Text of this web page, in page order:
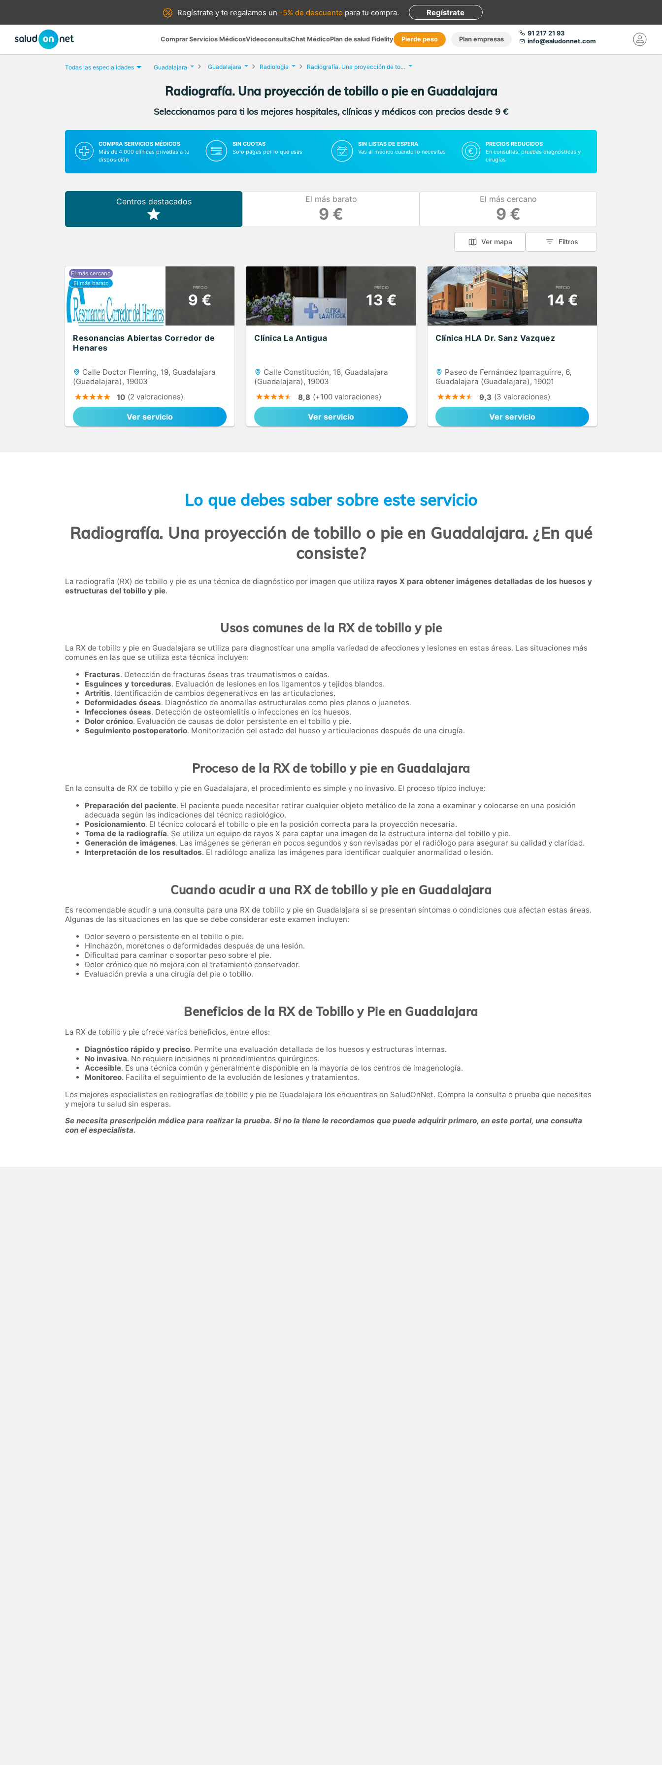
Regístrate yte regalamos un -5% de descuento para tu compra. Regístrate
Comprar Servicios MédicosVideoconsultaChat MédicoPlan de salud Fidelity Pierde peso Plan empresas
91 217 21 93
info@saludonnet.com
Todas las especialidades Guadalajara Guadalajara Radiología Radiografía. Una proyección de tobillo o pie
Radiografía. Una proyección de tobillo o pie en Guadalajara
Seleccionamos para ti los mejores hospitales, clínicas y médicos con precios desde 9 €
COMPRA SERVICIOS MÉDICOS
Más de 4.000 clínicas privadas a tu
disposición
SIN CUOTAS
Solo pagas por lo que usas
SIN LISTAS DE ESPERA
Vas al médico cuando lo necesitas
PRECIOS REDUCIDOS
En consultas, pruebas diagnósticas y
cirugías
Centros destacados El más barato
9 €
El más cercano
9 €
Ver mapa Filtros
PRECIO
9 €
Resonancias Abiertas Corredor de
Henares
Calle Doctor Fleming, 19, Guadalajara
(Guadalajara), 19003
10 (2 valoraciones)
Ver servicio
PRECIO
13 €
Clínica La Antigua
Calle Constitución, 18, Guadalajara
(Guadalajara), 19003
8,8 (+100 valoraciones)
Ver servicio
PRECIO
14 €
Clínica HLA Dr. Sanz Vazquez
Paseo de Fernández Iparraguirre, 6,
Guadalajara (Guadalajara), 19001
9,3 (3 valoraciones)
Ver servicio
Lo que debes saber sobre este servicio
Radiografía. Una proyección de tobillo o pie en Guadalajara. ¿En qué
consiste?
La radiografía (RX) de tobillo y pie es una técnica de diagnóstico por imagen que utiliza rayos X para obtener imágenes detalladas de los huesos y
estructuras del tobillo y pie.
Usos comunes de la RX de tobillo y pie
La RX de tobillo y pie en Guadalajara se utiliza para diagnosticar una amplia variedad de afecciones y lesiones en estas áreas. Las situaciones más
comunes en las que se utiliza esta técnica incluyen:
Fracturas. Detección de fracturas óseas tras traumatismos o caídas.
Esguinces y torceduras. Evaluación de lesiones en los ligamentos y tejidos blandos.
Artritis. Identificación de cambios degenerativos en las articulaciones.
Deformidades óseas. Diagnóstico de anomalías estructurales como pies planos o juanetes.
Infecciones óseas. Detección de osteomielitis o infecciones en los huesos.
Dolor crónico. Evaluación de causas de dolor persistente en el tobillo y pie.
Seguimiento postoperatorio. Monitorización del estado del hueso y articulaciones después de una cirugía.
Proceso de la RX de tobillo y pie en Guadalajara
En la consulta de RX de tobillo y pie en Guadalajara, el procedimiento es simple y no invasivo. El proceso típico incluye:
Preparación del paciente. El paciente puede necesitar retirar cualquier objeto metálico de la zona a examinar y colocarse en una posición
adecuada según las indicaciones del técnico radiológico.
Posicionamiento. El técnico colocará el tobillo o pie en la posición correcta para la proyección necesaria.
Toma de la radiografía. Se utiliza un equipo de rayos X para captar una imagen de la estructura interna del tobillo y pie.
Generación de imágenes. Las imágenes se generan en pocos segundos y son revisadas por el radiólogo para asegurar su calidad y claridad.
Interpretación de los resultados. El radiólogo analiza las imágenes para identificar cualquier anormalidad o lesión.
Cuando acudir a una RX de tobillo y pie en Guadalajara
Es recomendable acudir a una consulta para una RX de tobillo y pie en Guadalajara si se presentan síntomas o condiciones que afectan estas áreas.
Algunas de las situaciones en las que se debe considerar este examen incluyen:
Dolor severo o persistente en el tobillo o pie.
Hinchazón, moretones o deformidades después de una lesión.
Dificultad para caminar o soportar peso sobre el pie.
Dolor crónico que no mejora con el tratamiento conservador.
Evaluación previa a una cirugía del pie o tobillo.
Beneficios de la RX de Tobillo y Pie en Guadalajara
La RX de tobillo y pie ofrece varios beneficios, entre ellos:
Diagnóstico rápido y preciso. Permite una evaluación detallada de los huesos y estructuras internas.
No invasiva. No requiere incisiones ni procedimientos quirúrgicos.
Accesible. Es una técnica común y generalmente disponible en la mayoría de los centros de imagenología.
Monitoreo. Facilita el seguimiento de la evolución de lesiones y tratamientos.
Los mejores especialistas en radiografías de tobillo y pie de Guadalajara los encuentras en SaludOnNet. Compra la consulta o prueba que necesites
y mejora tu salud sin esperas.
Se necesita prescripción médica para realizar la prueba. Si no la tiene le recordamos que puede adquirir primero, en este portal, una consulta
con el especialista.